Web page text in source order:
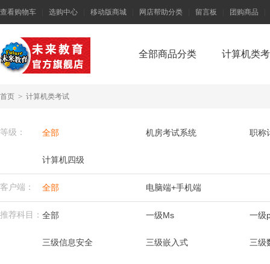
查看购物车 选购中心 移动版商城 网店帮助分类 留言板 团购商品
全部商品分类 计算机类
首页 > 计算机类考试
等级： 全部 机房考试系统 职称
计算机四级
客户端： 全部 电脑端+手机端
推荐科目： 全部 一级Ms 一级
三级信息安全 三级嵌入式 三级